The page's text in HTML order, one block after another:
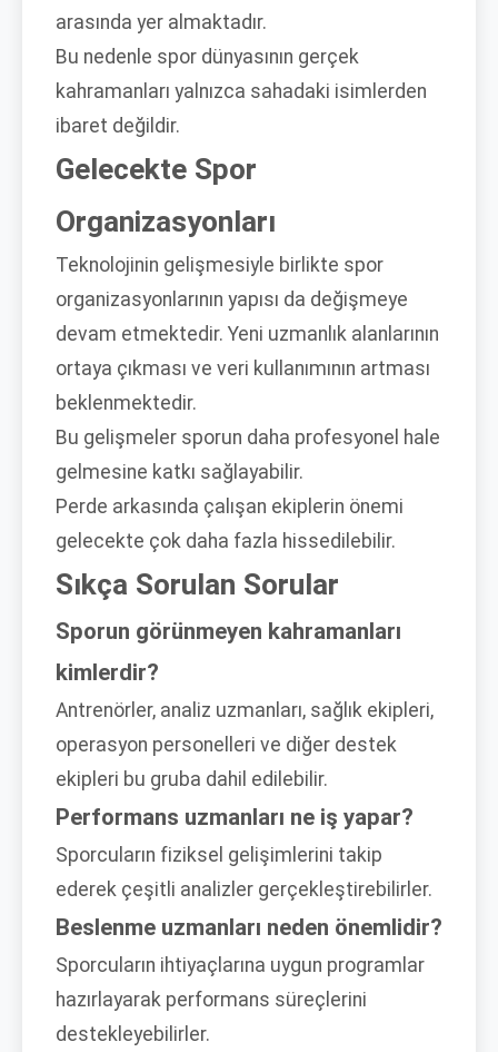
arasında yer almaktadır.
Bu nedenle spor dünyasının gerçek
kahramanları yalnızca sahadaki isimlerden
ibaret değildir.
Gelecekte Spor
Organizasyonları
Teknolojinin gelişmesiyle birlikte spor
organizasyonlarının yapısı da değişmeye
devam etmektedir. Yeni uzmanlık alanlarının
ortaya çıkması ve veri kullanımının artması
beklenmektedir.
Bu gelişmeler sporun daha profesyonel hale
gelmesine katkı sağlayabilir.
Perde arkasında çalışan ekiplerin önemi
gelecekte çok daha fazla hissedilebilir.
Sıkça Sorulan Sorular
Sporun görünmeyen kahramanları
kimlerdir?
Antrenörler, analiz uzmanları, sağlık ekipleri,
operasyon personelleri ve diğer destek
ekipleri bu gruba dahil edilebilir.
Performans uzmanları ne iş yapar?
Sporcuların fiziksel gelişimlerini takip
ederek çeşitli analizler gerçekleştirebilirler.
Beslenme uzmanları neden önemlidir?
Sporcuların ihtiyaçlarına uygun programlar
hazırlayarak performans süreçlerini
destekleyebilirler.